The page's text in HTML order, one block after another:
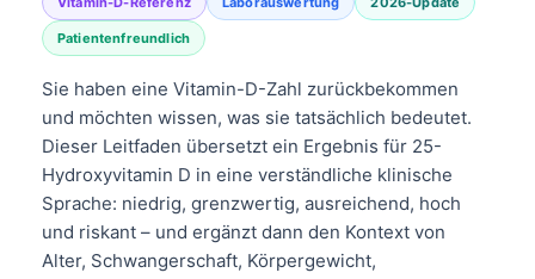
Patientenfreundlich
Sie haben eine Vitamin-D-Zahl zurückbekommen
und möchten wissen, was sie tatsächlich bedeutet.
Dieser Leitfaden übersetzt ein Ergebnis für 25-
Hydroxyvitamin D in eine verständliche klinische
Sprache: niedrig, grenzwertig, ausreichend, hoch
und riskant – und ergänzt dann den Kontext von
Alter, Schwangerschaft, Körpergewicht,